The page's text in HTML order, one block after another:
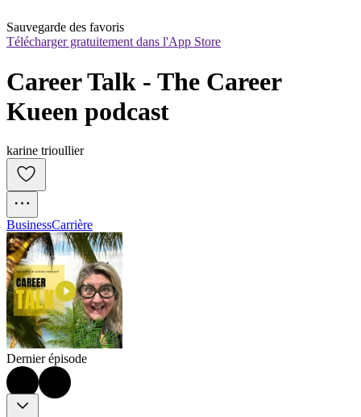
Sauvegarde des favoris
Télécharger gratuitement dans l'App Store
Career Talk - The Career
Kueen podcast
karine trioullier
BusinessCarrière
Dernier épisode